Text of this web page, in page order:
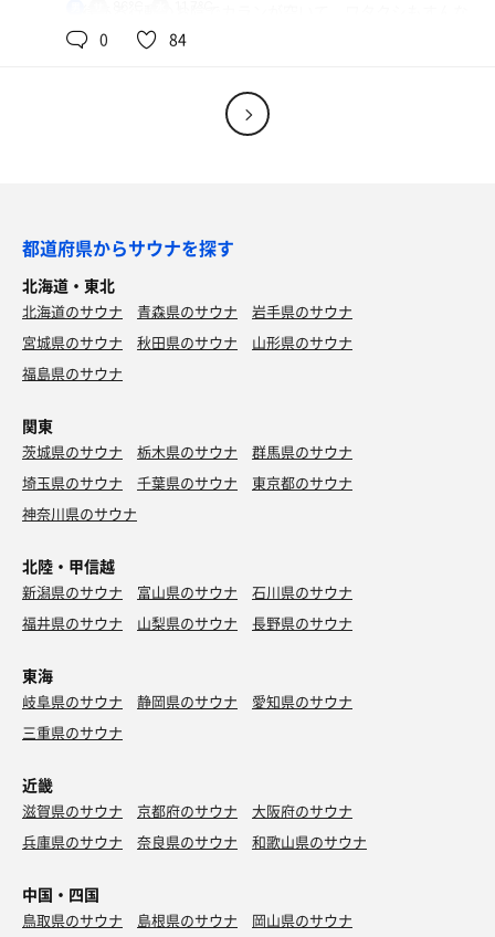
マンジャロ効果で食べ切れず、少しサム君に手伝って
もらった。若い人は良く食べる‼️
苦味走った味に完成！
水
さん、バカロウリュ H先生の面々で、相変わらず愉しい雰
ん、手足の長い青年が入っていて、自衛隊の兵隊さん🪖は
あまり入って来なかったようだ。助かります。
因みにAIに別海町ふるさと交流館の水温計測官に認定さ
場して本日は終了☑️
また逢いましょう♪
りルーティンに入ることが出来た。
サム君の離日まであと2週間。せっかく覚えたサウナの
念だと言っていた。弱冠21歳で日本語も右も左も分からな
い日本🇯🇵の北の端っこの田舎町にやって来て、かえって
沢山の人と親しく付き合い、都会では到底経験出来ないオ
受け入れて心の垣根をトッパラッテ付き合いをしたサウナ
日々ではあるが、最後まで良き思い出を残してほしい。
0 84
都道府県からサウナを探す
北海道・東北
北海道のサウナ 青森県のサウナ
岩手県のサウナ
宮城県のサウナ
秋田県のサウナ
山形県のサウナ
福島県のサウナ
関東
茨城県のサウナ 栃木県のサウナ
群馬県のサウナ
埼玉県のサウナ
千葉県のサウナ
東京都のサウナ
神奈川県のサウナ
北陸・甲信越
新潟県のサウナ 富山県のサウナ
石川県のサウナ
福井県のサウナ
山梨県のサウナ 長野県のサウナ
東海
岐阜県のサウナ 静岡県のサウナ
愛知県のサウナ
三重県のサウナ
近畿
滋賀県のサウナ 京都府のサウナ
大阪府のサウナ
兵庫県のサウナ
奈良県のサウナ 和歌山県のサウナ
中国・四国
鳥取県のサウナ 島根県のサウナ
岡山県のサウナ